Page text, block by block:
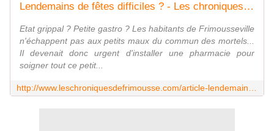
Lendemains de fêtes difficiles ? - Les chroniques de Frimousse
Etat grippal ? Petite gastro ? Les habitants de Frimousseville
n'échappent pas aux petits maux du commun des mortels...
Il devenait donc urgent d'installer une pharmacie pour
soigner tout ce petit...